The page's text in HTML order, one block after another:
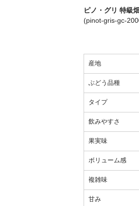
ピノ・グリ 特級
(pinot-gris-gc-
産地
ぶどう品種
タイプ
飲みやすさ
果実味
ボリューム感
複雑味
甘み